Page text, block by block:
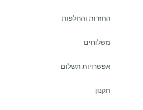
החזרות והחלפות
משלוחים
אפשרויות תשלום
תקנון